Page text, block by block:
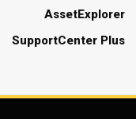
AssetExplorer
SupportCenter Plus